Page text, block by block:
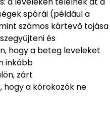
spórái (például a
számos kártevő tojása
és
hogy a beteg leveleket
inkább
zárt
hogy a kórokozók ne